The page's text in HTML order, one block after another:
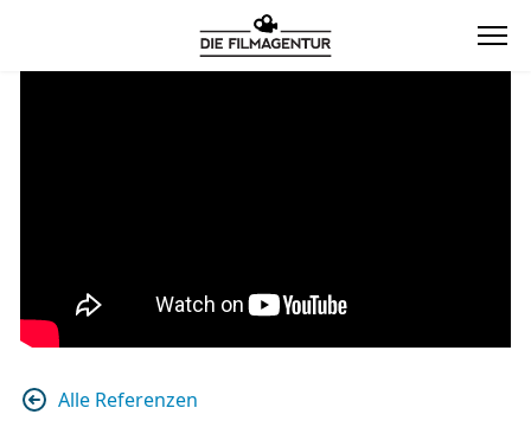
Alle Referenzen